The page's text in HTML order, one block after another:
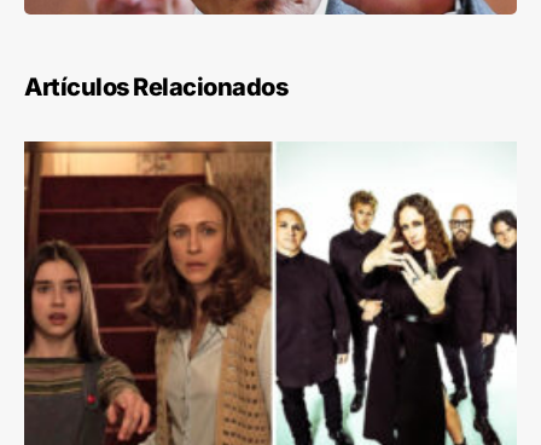
Artículos Relacionados